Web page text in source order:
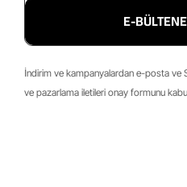
E-
İndirim ve kampanyalardan e-posta ve
ve pazarlama iletileri onay formunu